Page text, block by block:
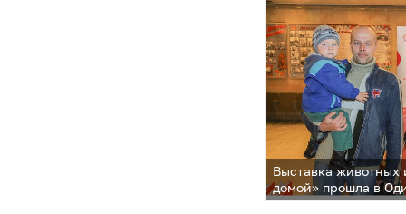
Выставка животных
домой» прошла в